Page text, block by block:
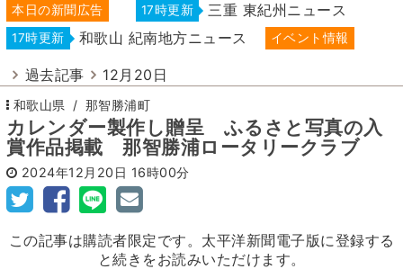
本日の新聞広告 17時更新 三重 東紀州ニュース
17時更新 和歌山 紀南地方ニュース イベント情報
過去記事 12月20日
和歌山県 那智勝浦町
カレンダー製作し贈呈 ふるさと写真の入
賞作品掲載 那智勝浦ロータリークラブ
2024年12月20日 16時00分
この記事は購読者限定です。太平洋新聞電子版に登録する
と続きをお読みいただけます。